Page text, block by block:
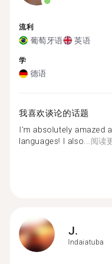
流利
葡萄牙语 英语
学
德语
我喜欢谈论的话题
I'm absolutely amazed
languages! I also...阅读
J.
Indaiatuba